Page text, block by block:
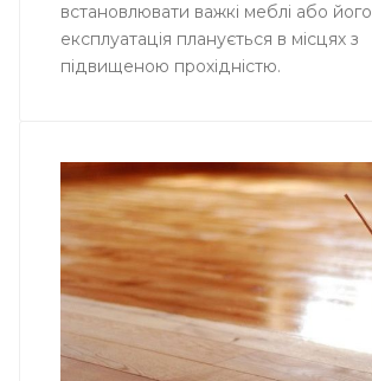
встановлювати важкі меблі або його
експлуатація планується в місцях з
підвищеною прохідністю.